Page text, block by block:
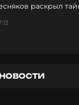
раскрыл